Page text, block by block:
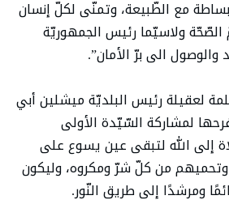
مع الطّبيعة، وتمنّى لكلّ إنسان
ولاسيّما رئيس الجمهوريّة
والوصول الى برّ الأمان”.
لعقيلة رئيس البلديّة ميشلين أبي
لمشاركة السّيّدة الأولى
إلى الله لتبقى عين يسوع على
من كلّ شرّ ومكروه، وليكون
ومرشدًا إلى طريق النّور.